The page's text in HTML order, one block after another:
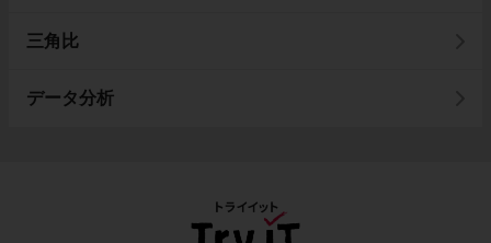
三角比
データ分析